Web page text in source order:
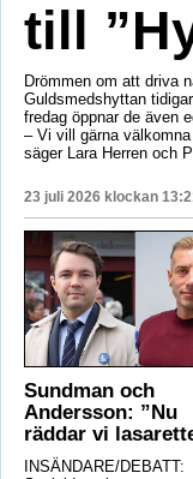
till
Drömmen om att driva
Guldsmedshyttan
fredag öppnar de även
– Vi vill gärna
säger Lara Herren och
23 juli 2026 klockan
Sundman och
Andersson: ”Nu
räddar vi
INSÄNDARE/DEBATT: